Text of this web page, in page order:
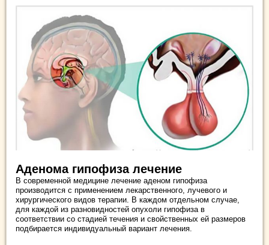
Аденома гипофиза лечение
В современной медицине лечение аденом гипофиза
производится с применением лекарственного, лучевого и
хирургического видов терапии. В каждом отдельном случае,
для каждой из разновидностей опухоли гипофиза в
соответствии со стадией течения и свойственных ей размеров
подбирается индивидуальный вариант лечения.